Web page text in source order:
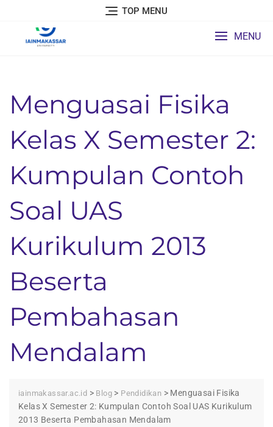
TOP MENU
MENU
Menguasai Fisika
Kelas X Semester 2:
Kumpulan Contoh
Soal UAS
Kurikulum 2013
Beserta
Pembahasan
Mendalam
iainmakassar.ac.id > Blog > Pendidikan > Menguasai Fisika
Kelas X Semester 2: Kumpulan Contoh Soal UAS Kurikulum
2013 Beserta Pembahasan Mendalam